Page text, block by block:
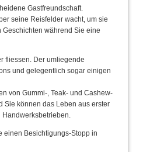
Gastfreundschaft.
seine Reisfelder wacht, um sie
während Sie eine
fliessen. Der umliegende
und gelegentlich sogar einigen
von Gummi-, Teak- und Cashew-
Sie können das Leben aus erster
Handwerksbetrieben.
einen Besichtigungs-Stopp in